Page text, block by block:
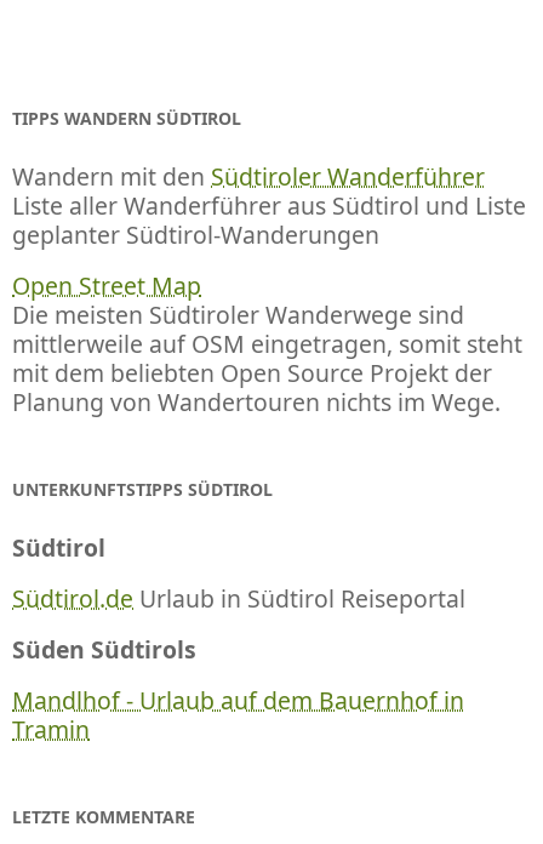
TIPPS WANDERN SÜDTIROL
Wandern mit den Südtiroler Wanderführer
Liste aller Wanderführer aus Südtirol und Liste
geplanter Südtirol-Wanderungen
Open Street Map
Die meisten Südtiroler Wanderwege sind
mittlerweile auf OSM eingetragen, somit steht
mit dem beliebten Open Source Projekt der
Planung von Wandertouren nichts im Wege.
UNTERKUNFTSTIPPS SÜDTIROL
Südtirol
Südtirol.de Urlaub in Südtirol Reiseportal
Süden Südtirols
Mandlhof - Urlaub auf dem Bauernhof in
Tramin
LETZTE KOMMENTARE